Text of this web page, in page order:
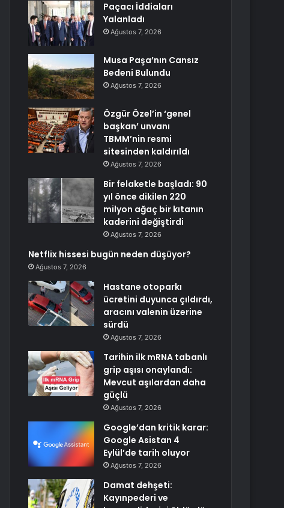
Paçacı İddiaları
Yalanladı
Ağustos 7, 2026
Musa Paşa’nın Cansız
Bedeni Bulundu
Ağustos 7, 2026
Özgür Özel’in ‘genel
başkan’ unvanı
TBMM’nin resmi
sitesinden kaldırıldı
Ağustos 7, 2026
Bir felaketle başladı: 90
yıl önce dikilen 220
milyon ağaç bir kıtanın
kaderini değiştirdi
Ağustos 7, 2026
Netflix hissesi bugün neden düşüyor?
Ağustos 7, 2026
Hastane otoparkı
ücretini duyunca çıldırdı,
aracını valenin üzerine
sürdü
Ağustos 7, 2026
Tarihin ilk mRNA tabanlı
grip aşısı onaylandı:
Mevcut aşılardan daha
güçlü
Ağustos 7, 2026
Google’dan kritik karar:
Google Asistan 4
Eylül’de tarih oluyor
Ağustos 7, 2026
Damat dehşeti:
Kayınpederi ve